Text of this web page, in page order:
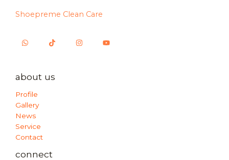
Shoepreme Clean Care
about us
Profile
Gallery
News
Service
Contact
connect